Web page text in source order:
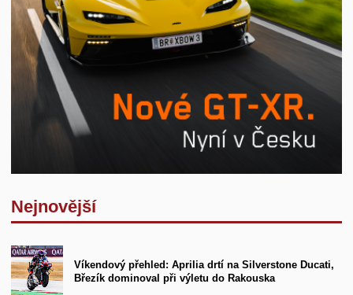
Nejnovější
Víkendový přehled: Aprilia drtí na Silverstone Ducati,
Březík dominoval při výletu do Rakouska